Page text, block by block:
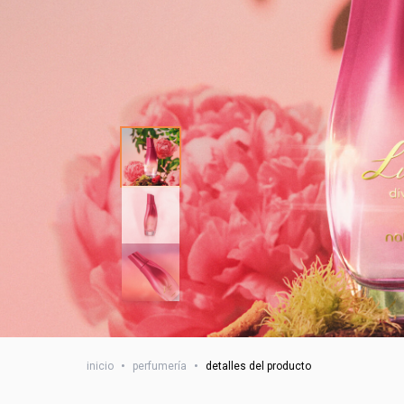
inicio • perfumería • detalles del producto